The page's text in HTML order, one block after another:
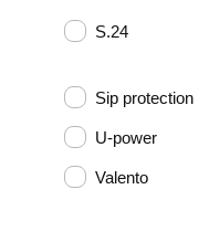
S.24
Sip protection
U-power
Valento